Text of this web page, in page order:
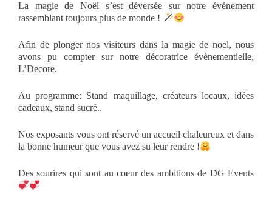
La magie de Noël s’est déversée sur notre événement
rassemblant toujours plus de monde !
Afin de plonger nos visiteurs dans la magie de noel, nous
avons pu compter sur notre décoratrice évènementielle,
L’Decore.
Au programme: Stand maquillage, créateurs locaux, idées
cadeaux, stand sucré..
Nos exposants vous ont réservé un accueil chaleureux et dans
la bonne humeur que vous avez su leur rendre !
Des sourires qui sont au coeur des ambitions de DG Events